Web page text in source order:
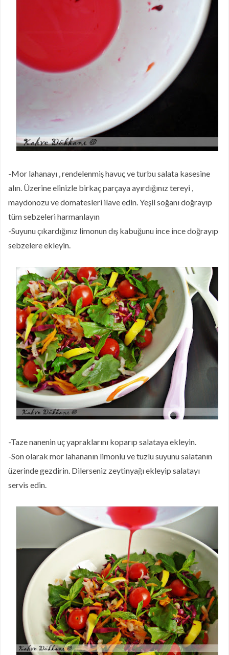
-Mor lahanayı , rendelenmiş havuç ve turbu salata kasesine
alın. Üzerine elinizle birkaç parçaya ayırdığınız tereyi ,
maydonozu ve domatesleri ilave edin. Yeşil soğanı doğrayıp
tüm sebzeleri harmanlayın
-Suyunu çıkardığınız limonun dış kabuğunu ince ince doğrayıp
sebzelere ekleyin.
-Taze nanenin uç yapraklarını koparıp salataya ekleyin.
-Son olarak mor lahananın limonlu ve tuzlu suyunu salatanın
üzerinde gezdirin. Dilerseniz zeytinyağı ekleyip salatayı
servis edin.